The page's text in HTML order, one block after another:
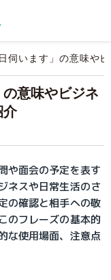
伺います」の意味や
の意味やビジネ
介
や面会の予定を表す
ネスや日常生活のさ
の確認と相手への敬
のフレーズの基本的
な使用場面、注意点